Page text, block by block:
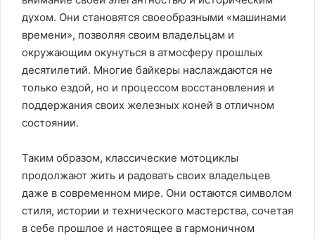
духом. Они становятся своеобразными «машинами
времени», позволяя своим владельцам и
окружающим окунуться в атмосферу прошлых
десятилетий. Многие байкеры наслаждаются не
только ездой, но и процессом восстановления и
поддержания своих железных коней в отличном
состоянии.
Таким образом, классические мотоциклы
продолжают жить и радовать своих владельцев
даже в современном мире. Они остаются символом
стиля, истории и технического мастерства, сочетая
в себе прошлое и настоящее в гармоничном